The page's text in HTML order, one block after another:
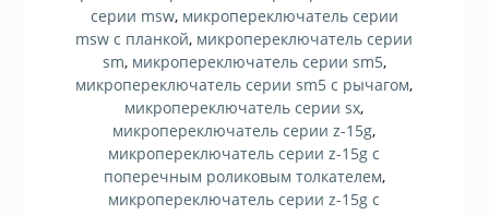
серии msw, микропереключатель серии
msw с планкой, микропереключатель серии
sm, микропереключатель серии sm5,
микропереключатель серии sm5 с рычагом,
микропереключатель серии sx,
микропереключатель серии z-15g,
микропереключатель серии z-15g с
поперечным роликовым толкателем,
микропереключатель серии z-15g с